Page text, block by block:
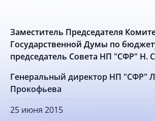
Заместитель Председателя
Государственной Думы по
председатель Совета НП "СФР" Н.
Генеральный директор НП "СФР"
Прокофьева
25 июня 2015